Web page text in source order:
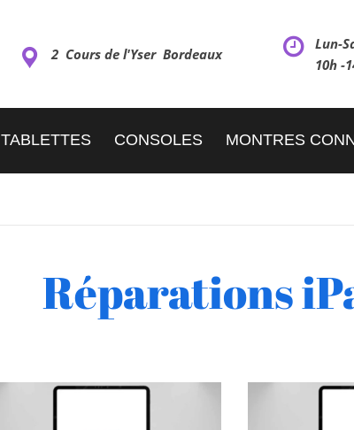
2 Cours de l'Yser Bordeaux
Lun-
10h -
TABLETTES CONSOLES MONTRES
Réparations